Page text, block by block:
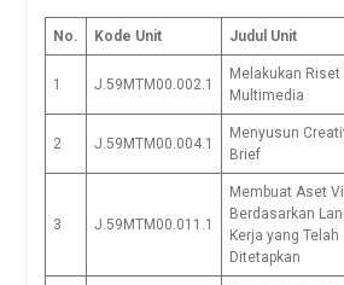
No. Kode Unit Judul Unit
1 J.59MTM00.002.1
Melakukan Riset
Multimedia
2 J.59MTM00.004.1
Menyusun
Brief
3 J.59MTM00.011.1
Membuat Aset
Berdasarkan
Kerja yang Telah
Ditetapkan